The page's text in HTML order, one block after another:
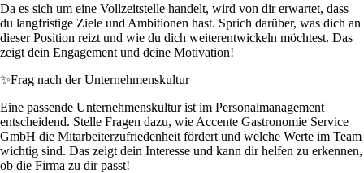
Da es sich um eine Vollzeitstelle handelt, wird von dir erwartet, dass
du langfristige Ziele und Ambitionen hast. Sprich darüber, was dich an
dieser Position reizt und wie du dich weiterentwickeln möchtest. Das
zeigt dein Engagement und deine Motivation!
✨Frag nach der Unternehmenskultur
Eine passende Unternehmenskultur ist im Personalmanagement
entscheidend. Stelle Fragen dazu, wie Accente Gastronomie Service
GmbH die Mitarbeiterzufriedenheit fördert und welche Werte im Team
wichtig sind. Das zeigt dein Interesse und kann dir helfen zu erkennen,
ob die Firma zu dir passt!